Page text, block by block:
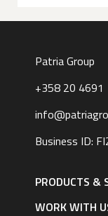
Patria Group
+358 20 4691
Business ID:
navigation
|PRODUCTS &
WORK WITH